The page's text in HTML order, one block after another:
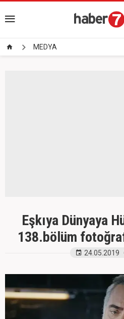
MEDYA
Eşkıya Dünyaya
138.bölüm
24.05.2019